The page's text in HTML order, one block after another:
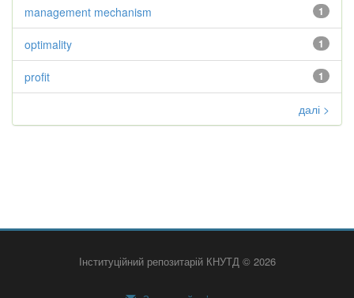
1
management mechanism
1
optimality
1
profit
далі >
Інституційний репозитарій КНУТД © 2026